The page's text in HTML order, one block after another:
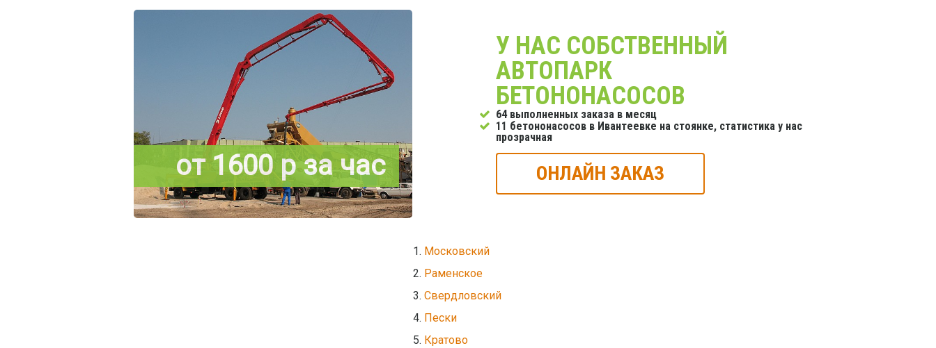
от 1600 р за час
У НАС СОБСТВЕННЫЙ
АВТОПАРК
БЕТОНОНАСОСОВ
64 выполненных заказа в месяц
11 бетононасосов в Ивантеевке на стоянке, статистика у нас
прозрачная
ОНЛАЙН ЗАКАЗ
Московский
Раменское
Свердловский
Пески
Кратово